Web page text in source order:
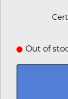
Out of